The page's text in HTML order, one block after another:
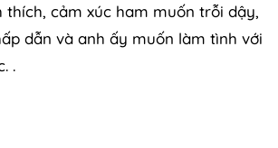
thích, cảm xúc ham muốn trỗi dậy,
dẫn và anh ấy muốn làm tình với
.